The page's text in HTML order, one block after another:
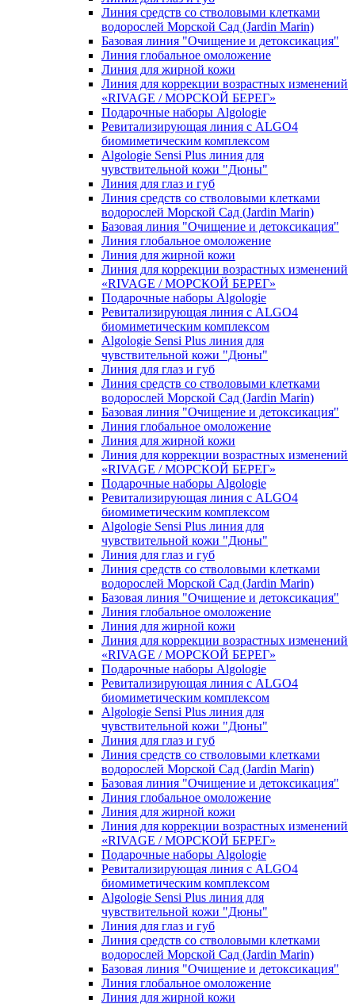
Линия средств со стволовыми клетками
водорослей Морской Сад (Jardin Marin)
Базовая линия "Очищение и детоксикация"
Линия глобальное омоложение
Линия для жирной кожи
Линия для коррекции возрастных изменений
«RIVAGE / МОРСКОЙ БЕРЕГ»
Подарочные наборы Algologie
Ревитализирующая линия с ALGO4
биомиметическим комплексом
Algologie Sensi Plus линия для
чувcтвительной кожи "Дюны"
Линия для глаз и губ
Линия средств со стволовыми клетками
водорослей Морской Сад (Jardin Marin)
Базовая линия "Очищение и детоксикация"
Линия глобальное омоложение
Линия для жирной кожи
Линия для коррекции возрастных изменений
«RIVAGE / МОРСКОЙ БЕРЕГ»
Подарочные наборы Algologie
Ревитализирующая линия с ALGO4
биомиметическим комплексом
Algologie Sensi Plus линия для
чувcтвительной кожи "Дюны"
Линия для глаз и губ
Линия средств со стволовыми клетками
водорослей Морской Сад (Jardin Marin)
Базовая линия "Очищение и детоксикация"
Линия глобальное омоложение
Линия для жирной кожи
Линия для коррекции возрастных изменений
«RIVAGE / МОРСКОЙ БЕРЕГ»
Подарочные наборы Algologie
Ревитализирующая линия с ALGO4
биомиметическим комплексом
Algologie Sensi Plus линия для
чувcтвительной кожи "Дюны"
Линия для глаз и губ
Линия средств со стволовыми клетками
водорослей Морской Сад (Jardin Marin)
Базовая линия "Очищение и детоксикация"
Линия глобальное омоложение
Линия для жирной кожи
Линия для коррекции возрастных изменений
«RIVAGE / МОРСКОЙ БЕРЕГ»
Подарочные наборы Algologie
Ревитализирующая линия с ALGO4
биомиметическим комплексом
Algologie Sensi Plus линия для
чувcтвительной кожи "Дюны"
Линия для глаз и губ
Линия средств со стволовыми клетками
водорослей Морской Сад (Jardin Marin)
Базовая линия "Очищение и детоксикация"
Линия глобальное омоложение
Линия для жирной кожи
Линия для коррекции возрастных изменений
«RIVAGE / МОРСКОЙ БЕРЕГ»
Подарочные наборы Algologie
Ревитализирующая линия с ALGO4
биомиметическим комплексом
Algologie Sensi Plus линия для
чувcтвительной кожи "Дюны"
Линия для глаз и губ
Линия средств со стволовыми клетками
водорослей Морской Сад (Jardin Marin)
Базовая линия "Очищение и детоксикация"
Линия глобальное омоложение
Линия для жирной кожи